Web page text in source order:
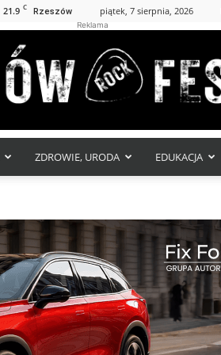
21.9 C Rzeszów piątek, 7 sierpnia, 2026
Reklama
ZDROWIE, URODA EDUKACJA